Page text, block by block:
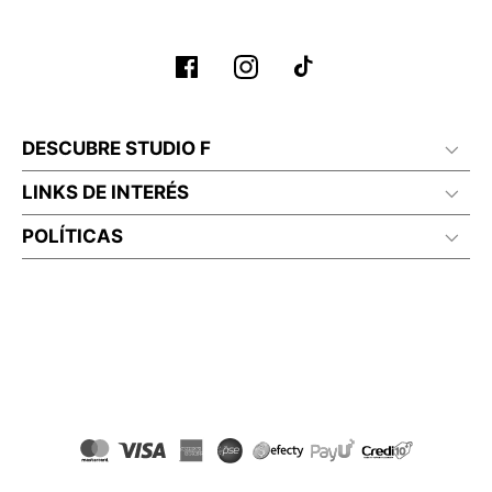
DESCUBRE STUDIO F
LINKS DE INTERÉS
POLÍTICAS